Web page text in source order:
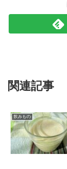
関連記事
飲みもの